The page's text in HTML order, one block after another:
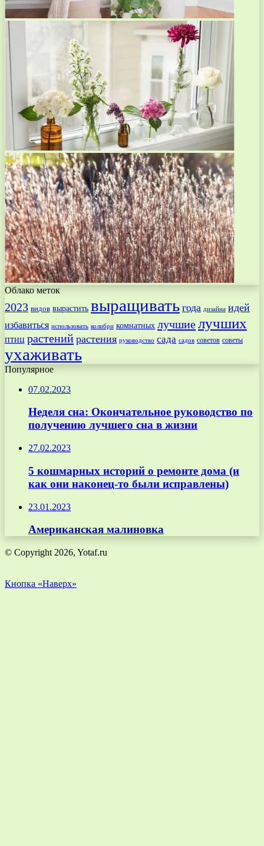
Облако меток
2023 видов вырастить выращивать года дизайна идей
избавиться использовать колибри комнатных лучшиелучших
птиц растений растения руководство сада садов советов советы
ухаживать
Популярное
07.02.2023
Неделя сна: Окончательное руководство по
получению лучшего сна в жизни
27.02.2023
5 кошмарных историй о ремонте дома (и
как они наконец-то были исправлены)
23.01.2023
Американская малиновка
© Copyright 2026, Yotaf.ru
Кнопка «Наверх»